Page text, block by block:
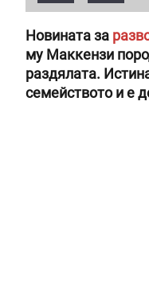
Новината за
му Маккензи
раздялата.
семейството и е